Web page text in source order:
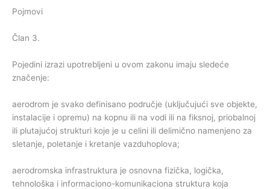
Pojmovi
Član 3.
Pojedini izrazi upotrebljeni u ovom zakonu imaju sledeće
značenje:
aerodrom je svako definisano područje (uključujući sve objekte,
instalacije i opremu) na kopnu ili na vodi ili na fiksnoj, priobalnoj
ili plutajućoj strukturi koje je u celini ili delimično namenjeno za
sletanje, poletanje i kretanje vazduhoplova;
aerodromska infrastruktura je osnovna fizička, logička,
tehnološka i informaciono-komunikaciona struktura koja